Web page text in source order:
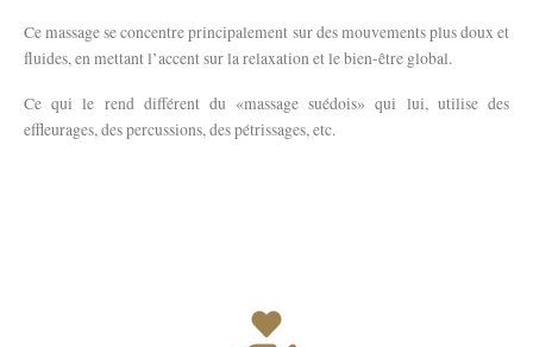
Ce massage se concentre principalement sur des mouvements plus doux et
fluides, en mettant l’accent sur la relaxation et le bien-être global.
Ce qui le rend différent du «massage suédois» qui lui, utilise des
effleurages, des percussions, des pétrissages, etc.